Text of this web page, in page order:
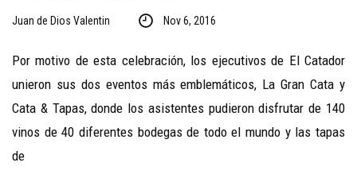
Juan de Dios Valentin Nov 6, 2016
Por motivo de esta celebración, los ejecutivos de El Catador
unieron sus dos eventos más emblemáticos, La Gran Cata y
Cata & Tapas, donde los asistentes pudieron disfrutar de 140
vinos de 40 diferentes bodegas de todo el mundo y las tapas
de